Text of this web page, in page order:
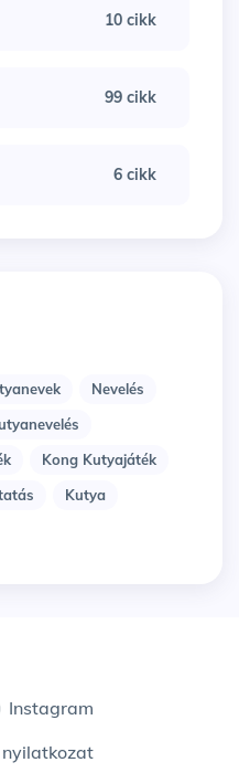
10 cikk
99 cikk
6 cikk
Nevelés
Kong Kutyajáték
Kutya
Instagram